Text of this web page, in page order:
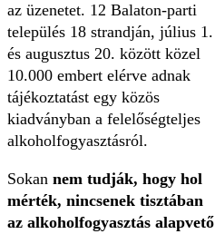
az üzenetet. 12 Balaton-parti
település 18 strandján, július 1.
és augusztus 20. között közel
10.000 embert elérve adnak
tájékoztatást egy közös
kiadványban a felelőségteljes
alkoholfogyasztásról.
Sokan nem tudják, hogy hol
mérték, nincsenek tisztában
az alkoholfogyasztás alapvető